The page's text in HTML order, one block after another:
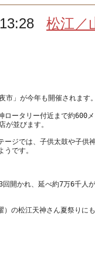
13:28松江／
市」が今年も開催されます
ロータリー付近まで約600
ージでは、子供太鼓や子供